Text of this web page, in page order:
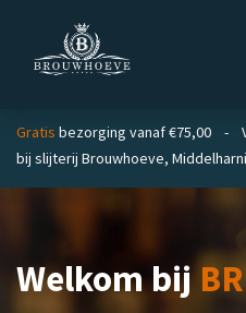
Gratis bezorging vanaf €75,00
bij slijterij Brouwhoeve,
Welkom bij